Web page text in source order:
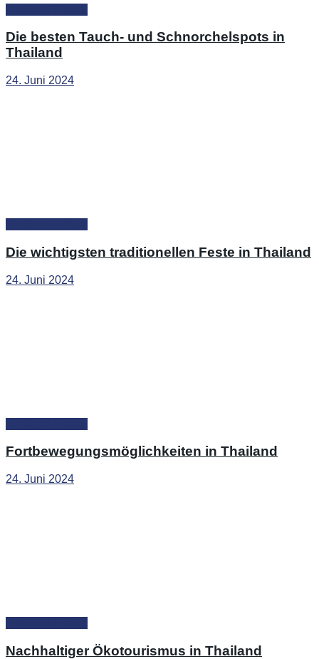
Die besten Tauch- und Schnorchelspots in
Thailand
24. Juni 2024
Die wichtigsten traditionellen Feste in Thailand
24. Juni 2024
Fortbewegungsmöglichkeiten in Thailand
24. Juni 2024
Nachhaltiger Ökotourismus in Thailand